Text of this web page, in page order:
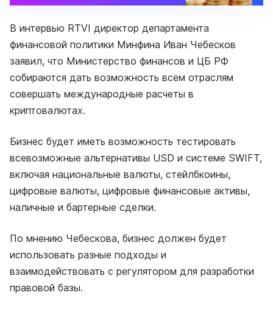
В интервью RTVI директор департамента
финансовой политики Минфина Иван Чебесков
заявил, что Министерство финансов и ЦБ РФ
собираются дать возможность всем отраслям
совершать международные расчеты в
криптовалютах.
Бизнес будет иметь возможность тестировать
всевозможные альтернативы USD и системе SWIFT,
включая национальные валюты, стейлбкоины,
цифровые валюты, цифровые финансовые активы,
наличные и бартерные сделки.
По мнению Чебескова, бизнес должен будет
использовать разные подходы и
взаимодействовать с регулятором для разработки
правовой базы.